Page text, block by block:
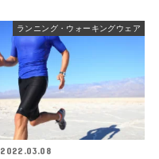
ランニング・ウォーキングウェア
2022.03.08